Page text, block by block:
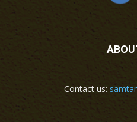
Contact us: